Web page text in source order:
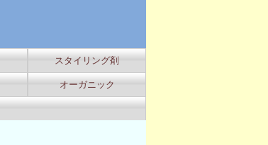
スタイリング剤
オーガニック